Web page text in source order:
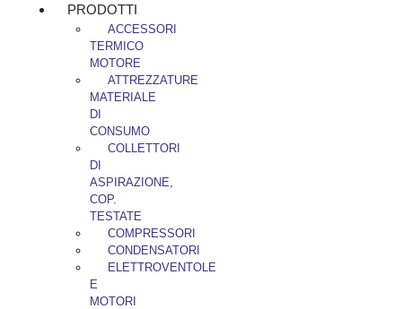
PRODOTTI
ACCESSORI
TERMICO
MOTORE
ATTREZZATURE
MATERIALE
DI
CONSUMO
COLLETTORI
DI
ASPIRAZIONE,
COP.
TESTATE
COMPRESSORI
CONDENSATORI
ELETTROVENTOLE
E
MOTORI